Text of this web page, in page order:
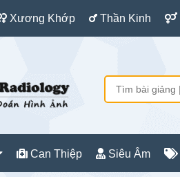
Xương Khớp Thần Kinh
Can Thiệp Siêu Âm